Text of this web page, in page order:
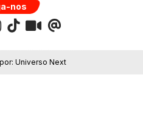
nos
Universo Next